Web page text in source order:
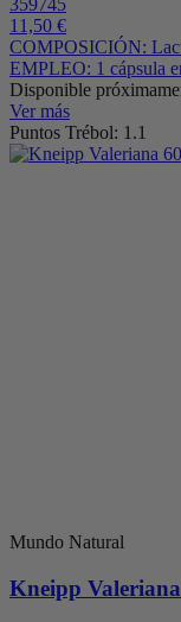
359745
11,50 €
COMPOSICIÓN:
EMPLEO: 1 cápsula
Disponible
Ver más
Puntos Trébol: 1.1
Mundo Natural
Kneipp